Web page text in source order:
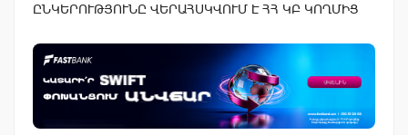
ԸՆԿԵՐՈՒԹՅՈՒՆԸ ՎԵՐԱՀՍԿՎՈՒՄ Է ՀՀ ԿԲ ԿՈՂՄԻՑ